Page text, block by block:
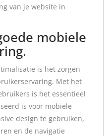
van je website in
mobiele
is het zorgen
Met het
is het essentieel
is voor mobiele
design te gebruiken,
en de navigatie